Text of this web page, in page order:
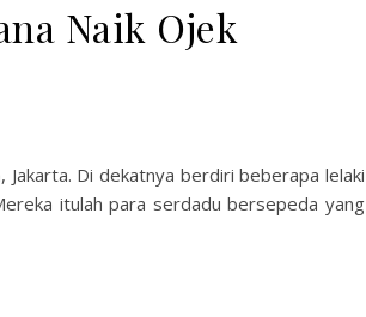
Naik Ojek
Di dekatnya berdiri beberapa lelaki
itulah para serdadu bersepeda yang